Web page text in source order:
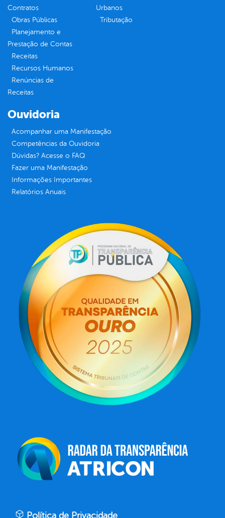
Contratos
Obras Públicas
Planejamento e
Prestação de Contas
Receitas
Recursos Humanos
Renúncias de
Receitas
Urbanos
Tributação
Ouvidoria
Acompanhar uma Manifestação
Competências da Ouvidoria
Dúvidas? Acesse o FAQ
Fazer uma Manifestação
Informações Importantes
Relatórios Anuais
Política de Privacidade